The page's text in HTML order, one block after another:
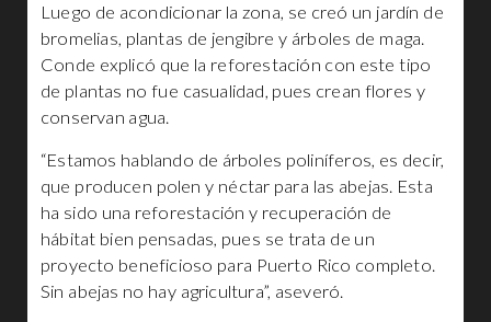
Luego de acondicionar la zona, se creó un jardín de
bromelias, plantas de jengibre y árboles de maga.
Conde explicó que la reforestación con este tipo
de plantas no fue casualidad, pues crean flores y
conservan agua.
“Estamos hablando de árboles poliníferos, es decir,
que producen polen y néctar para las abejas. Esta
ha sido una reforestación y recuperación de
hábitat bien pensadas, pues se trata de un
proyecto beneficioso para Puerto Rico completo.
Sin abejas no hay agricultura”, aseveró.